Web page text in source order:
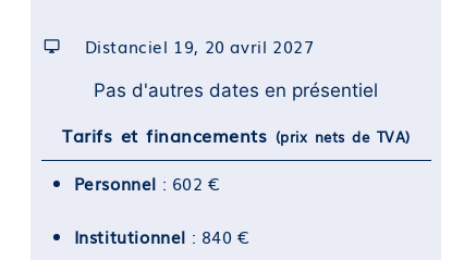
Distanciel 19, 20 avril 2027
Pas d'autres dates en présentiel
Tarifs et financements (prix nets de TVA)
Personnel : 602 €
Institutionnel : 840 €